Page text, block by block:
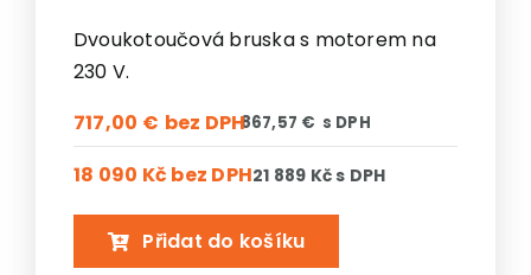
Dvoukotoučová bruska s motorem na
230 V.
717,00 € 867,57 €
18 090 Kč bez DPH21 889 Kčs DPH
Přidat do košíku